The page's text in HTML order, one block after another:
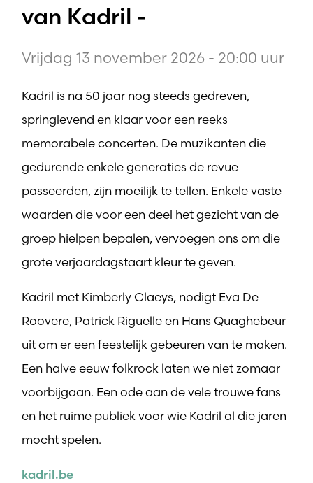
van Kadril -
Vrijdag 13 november 2026 - 20:00 uur
Kadril is na 50 jaar nog steeds gedreven,
springlevend en klaar voor een reeks
memorabele concerten. De muzikanten die
gedurende enkele generaties de revue
passeerden, zijn moeilijk te tellen. Enkele vaste
waarden die voor een deel het gezicht van de
groep hielpen bepalen, vervoegen ons om die
grote verjaardagstaart kleur te geven.
Kadril met Kimberly Claeys, nodigt Eva De
Roovere, Patrick Riguelle en Hans Quaghebeur
uit om er een feestelijk gebeuren van te maken.
Een halve eeuw folkrock laten we niet zomaar
voorbijgaan. Een ode aan de vele trouwe fans
en het ruime publiek voor wie Kadril al die jaren
mocht spelen.
kadril.be